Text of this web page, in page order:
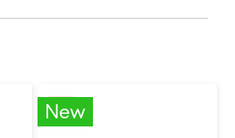
New